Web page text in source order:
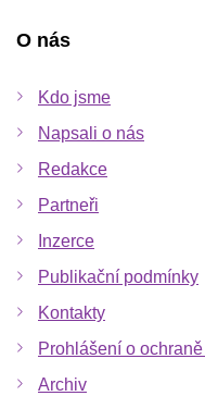
O nás
Kdo jsme
Napsali o nás
Redakce
Partneři
Inzerce
Publikační podmínky
Kontakty
Prohlášení o
Archiv